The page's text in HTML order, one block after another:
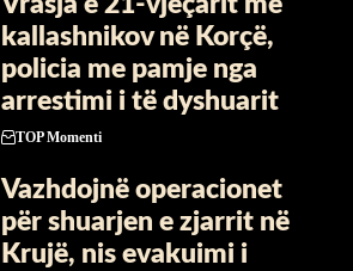
kallashnikov në Korçë,
policia me pamje nga
arrestimi i të dyshuarit
TOP Momenti
Vazhdojnë operacionet
për shuarjen e zjarrit në
Krujë, nis evakuimi i